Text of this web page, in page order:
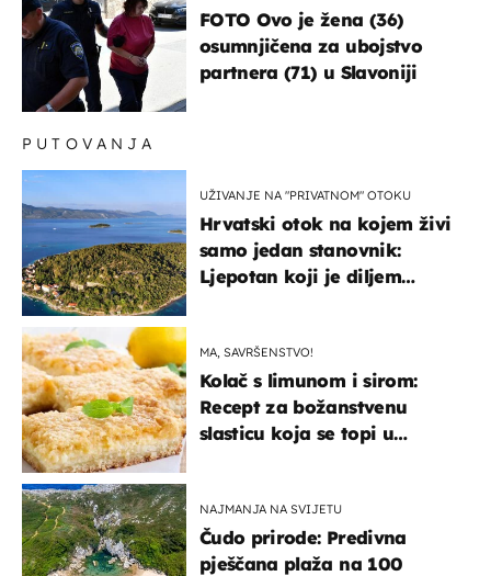
FOTO Ovo je žena (36)
osumnjičena za ubojstvo
partnera (71) u Slavoniji
PUTOVANJA
UŽIVANJE NA "PRIVATNOM" OTOKU
Hrvatski otok na kojem živi
samo jedan stanovnik:
Ljepotan koji je diljem
MA, SAVRŠENSTVO!
Kolač s limunom i sirom:
Recept za božanstvenu
slasticu koja se topi u
NAJMANJA NA SVIJETU
Čudo prirode: Predivna
pješčana plaža na 100